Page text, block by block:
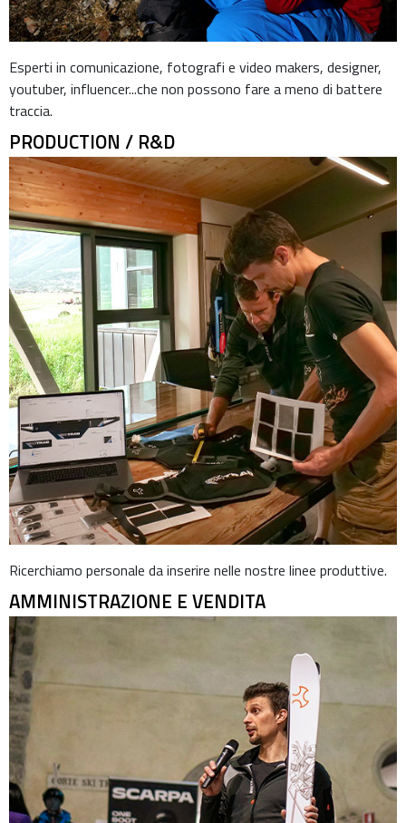
Esperti in comunicazione, fotografi e video makers, designer,
youtuber, influencer...che non possono fare a meno di battere
traccia.
PRODUCTION / R&D
Ricerchiamo personale da inserire nelle nostre linee produttive.
AMMINISTRAZIONE E VENDITA